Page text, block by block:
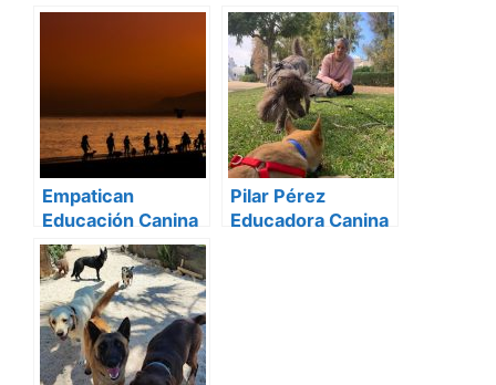
Empatican
Educación Canina
Pilar Pérez
Educadora Canina